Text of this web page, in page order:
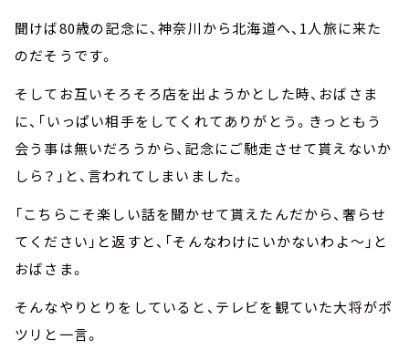
聞けば80歳の記念に、神奈川から北海道へ、1人旅に来た
のだそうです。
そしてお互いそろそろ店を出ようかとした時、おばさま
に、「いっぱい相手をしてくれてありがとう。きっともう
会う事は無いだろうから、記念にご馳走させて貰えないか
しら？」と、言われてしまいました。
「こちらこそ楽しい話を聞かせて貰えたんだから、奢らせ
てください」と返すと、「そんなわけにいかないわよ～」と
おばさま。
そんなやりとりをしていると、テレビを観ていた大将がポ
ツリと一言。